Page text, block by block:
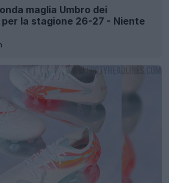
maglia Umbro dei
la stagione 26-27 - Niente